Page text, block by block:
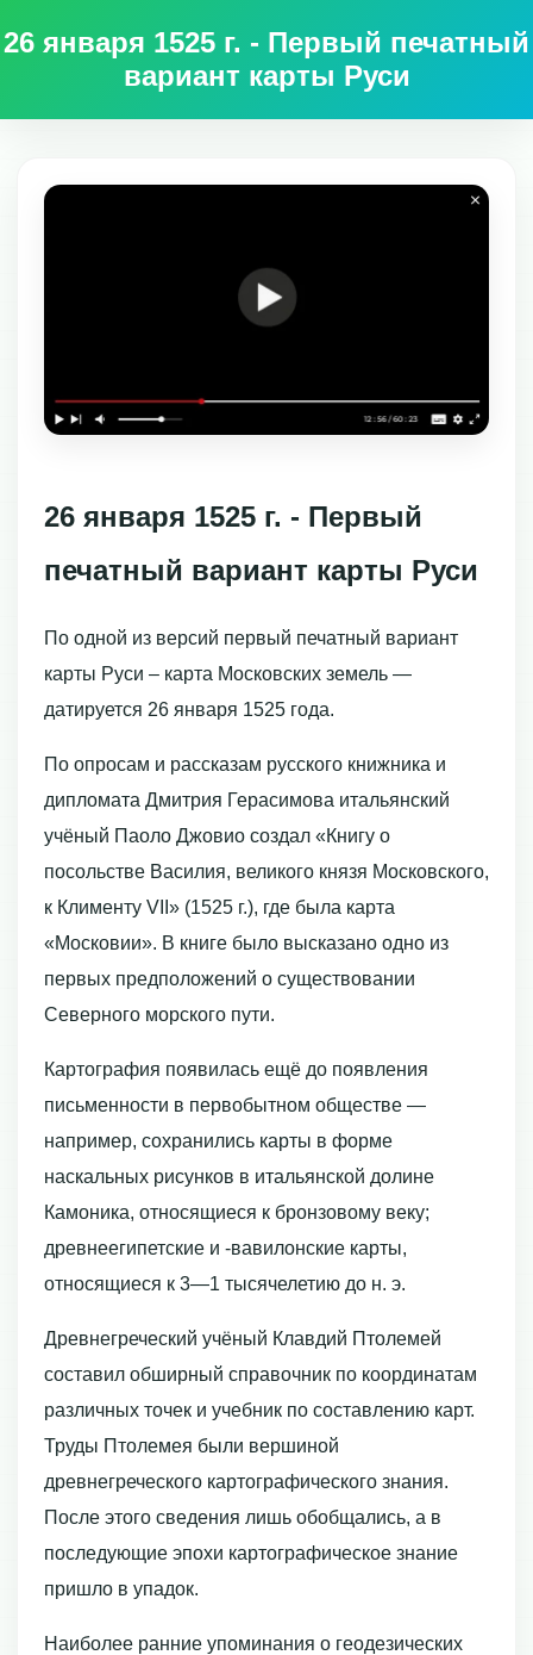
26 января 1525 г. - Первый печатный
вариант карты Руси
26 января 1525 г. - Первый
печатный вариант карты Руси
По одной из версий первый печатный вариант
карты Руси – карта Московских земель —
датируется 26 января 1525 года.
По опросам и рассказам русского книжника и
дипломата Дмитрия Герасимова итальянский
учёный Паоло Джовио создал «Книгу о
посольстве Василия, великого князя Московского,
к Клименту VII» (1525 г.), где была карта
«Московии». В книге было высказано одно из
первых предположений о существовании
Северного морского пути.
Картография появилась ещё до появления
письменности в первобытном обществе —
например, сохранились карты в форме
наскальных рисунков в итальянской долине
Камоника, относящиеся к бронзовому веку;
древнеегипетские и -вавилонские карты,
относящиеся к 3—1 тысячелетию до н. э.
Древнегреческий учёный Клавдий Птолемей
составил обширный справочник по координатам
различных точек и учебник по составлению карт.
Труды Птолемея были вершиной
древнегреческого картографического знания.
После этого сведения лишь обобщались, а в
последующие эпохи картографическое знание
пришло в упадок.
Наиболее ранние упоминания о геодезических